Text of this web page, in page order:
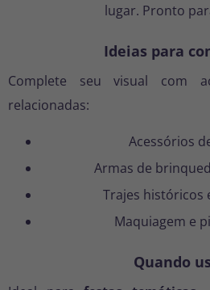
lugar. Pronto
Ideias para
Complete seu visual com
relacionadas:
Acessórios
Armas de
Trajes históricos
Maquiagem e
Quando